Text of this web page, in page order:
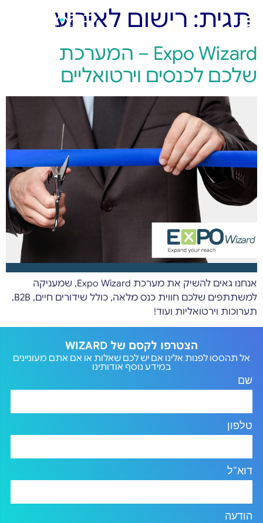
תגית: רישום לאירוע
Expo Wizard – המערכת
שלכם לכנסים וירטואליים
אנחנו גאים להשיק את מערכת Expo Wizard, שמעניקה
למשתתפים שלכם חווית כנס מלאה, כולל שידורים חיים, B2B,
תערוכות וירטואליות ועוד!
הצטרפו לקסם של WIZARD
אל תהססו לפנות אלינו אם יש לכם שאלות או אם אתם מעוניינים
במידע נוסף אודותינו
שם
טלפון
דוא"ל
הודעה